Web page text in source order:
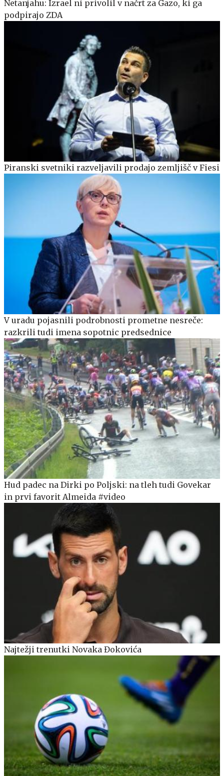
Netanjahu: Izrael ni privolil v načrt za Gazo, ki ga
podpirajo ZDA
Piranski svetniki razveljavili prodajo zemljišč v Fiesi
V uradu pojasnili podrobnosti prometne nesreče:
razkrili tudi imena sopotnic predsednice
Hud padec na Dirki po Poljski: na tleh tudi Govekar
in prvi favorit Almeida #video
Najtežji trenutki Novaka Đokovića